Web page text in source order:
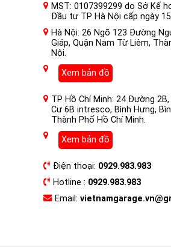
MST: 0107399299 do Sở Kế
Đầu tư TP Hà Nội cấp ngày
Hà Nội: 26 Ngõ 123 Đường
Giáp, Quận Nam Từ Liêm,
Nội.
Xem bản đồ
TP Hồ Chí Minh: 24 Đường 2B,
Cư 6B intresco, Bình Hưng,
Thành Phố Hồ Chí Minh.
Xem bản đồ
Điện thoại: 0929.983.983
Hotline : 0929.983.983
Email: